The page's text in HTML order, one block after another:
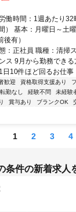
働時間：1週あたり
） 基本：月曜日～土
有）
：正社員 職種：清掃
ス 9月から勤務でき
日10件ほど回るお仕
歓迎 資格取得支援あり
転勤なし 経験不問 未経験
賞与あり ブランクOK
1 2 3 4
条件の新着求人